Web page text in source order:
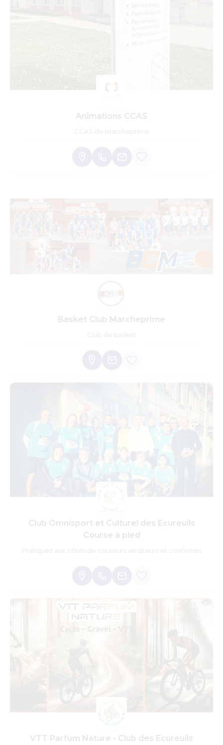
Animations CCAS
CCAS de Marcheprime
Basket Club Marcheprime
Club de basket
Club Omnisport et Culturel des Ecureuils
Course à pied
Pratiquez aux côtés de coureurs amateurs et confirmés
VTT Parfum Nature - Club des Ecureuils